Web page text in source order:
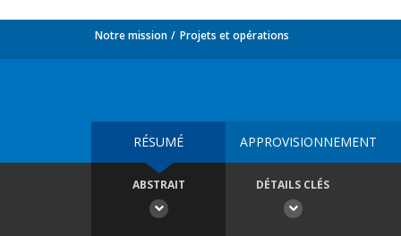
Notre mission Projets et opérations
RÉSUMÉ APPROVISIONNEMENT
ABSTRAIT DÉTAILS CLÉS